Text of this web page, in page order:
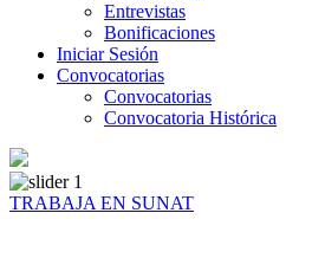
Entrevistas
Bonificaciones
Iniciar Sesión
Convocatorias
Convocatorias
Convocatoria Histórica
TRABAJA EN SUNAT